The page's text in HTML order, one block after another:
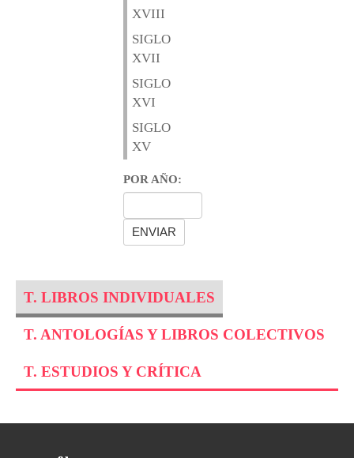
XVIII
SIGLO
XVII
SIGLO
XVI
SIGLO
XV
POR AÑO:
T. LIBROS INDIVIDUALES
T. ANTOLOGÍAS Y LIBROS COLECTIVOS
T. ESTUDIOS Y CRÍTICA